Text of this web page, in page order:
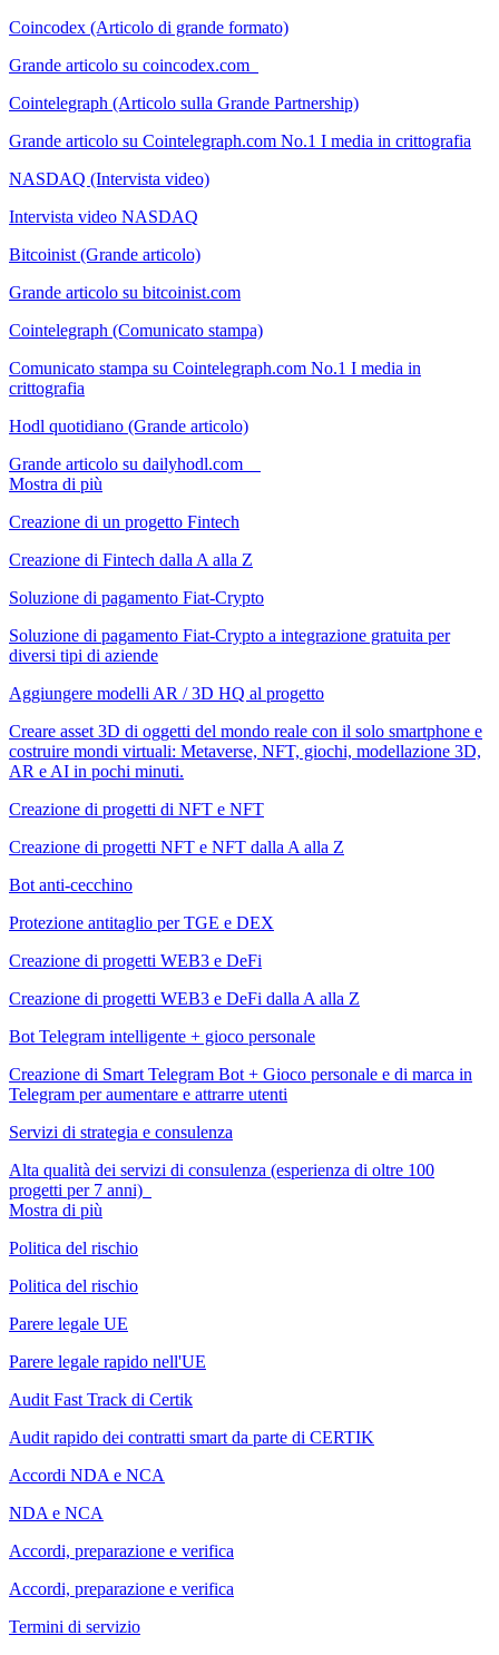
Coincodex (Articolo di grande formato)
Grande articolo su coincodex.com
Cointelegraph (Articolo sulla Grande Partnership)
Grande articolo su Cointelegraph.com No.1 I media in crittografia
NASDAQ (Intervista video)
Intervista video NASDAQ
Bitcoinist (Grande articolo)
Grande articolo su bitcoinist.com
Cointelegraph (Comunicato stampa)
Comunicato stampa su Cointelegraph.com No.1 I media in
crittografia
Hodl quotidiano (Grande articolo)
Grande articolo su dailyhodl.com
Mostra di più
Creazione di un progetto Fintech
Creazione di Fintech dalla A alla Z
Soluzione di pagamento Fiat-Crypto
Soluzione di pagamento Fiat-Crypto a integrazione gratuita per
diversi tipi di aziende
Aggiungere modelli AR / 3D HQ al progetto
Creare asset 3D di oggetti del mondo reale con il solo smartphone e
costruire mondi virtuali: Metaverse, NFT, giochi, modellazione 3D,
AR e AI in pochi minuti.
Creazione di progetti di NFT e NFT
Creazione di progetti NFT e NFT dalla A alla Z
Bot anti-cecchino
Protezione antitaglio per TGE e DEX
Creazione di progetti WEB3 e DeFi
Creazione di progetti WEB3 e DeFi dalla A alla Z
Bot Telegram intelligente + gioco personale
Creazione di Smart Telegram Bot + Gioco personale e di marca in
Telegram per aumentare e attrarre utenti
Servizi di strategia e consulenza
Alta qualità dei servizi di consulenza (esperienza di oltre 100
progetti per 7 anni)
Mostra di più
Politica del rischio
Politica del rischio
Parere legale UE
Parere legale rapido nell'UE
Audit Fast Track di Certik
Audit rapido dei contratti smart da parte di CERTIK
Accordi NDA e NCA
NDA e NCA
Accordi, preparazione e verifica
Accordi, preparazione e verifica
Termini di servizio